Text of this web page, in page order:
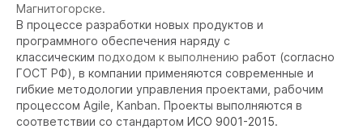
Магнитогорске.
В процессе разработки новых продуктов и
программного обеспечения наряду с
классическим подходом к выполнению работ (согласно
ГОСТ РФ), в компании применяются современные и
гибкие методологии управления проектами, рабочим
процессом Agile, Kanban. Проекты выполняются в
соответствии со стандартом ИСО 9001-2015.